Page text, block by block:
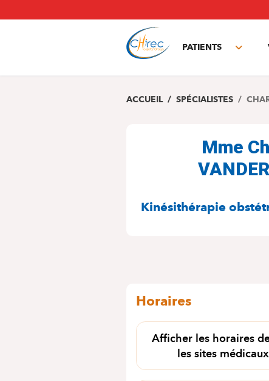
au
PATIENTS
Toggle
ACCUEIL SPÉCIALISTES
Mme
SPÉCIALITÉS
Kinésithérapie
Horaires
Afficher les horaires
les sites médicaux